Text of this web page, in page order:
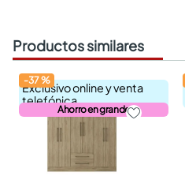
Productos similares
Exclusivo online y venta
telefónica
Ahorro en grande
-37%